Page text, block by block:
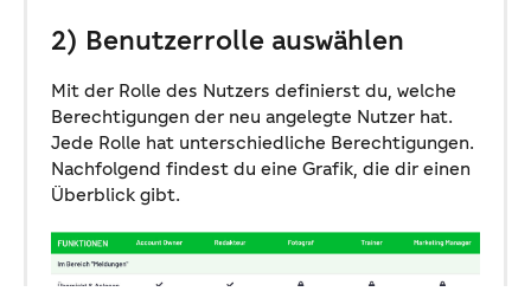
2) Benutzerrolle auswählen
Mit der Rolle des Nutzers definierst du, welche
Berechtigungen der neu angelegte Nutzer hat.
Jede Rolle hat unterschiedliche Berechtigungen.
Nachfolgend findest du eine Grafik, die dir einen
Überblick gibt.